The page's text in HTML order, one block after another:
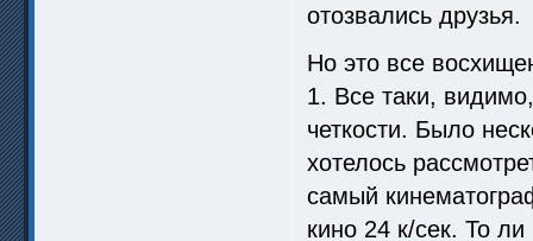
отозвались друзья.
Но это все
1. Все таки,
четкости. Было
хотелось
самый
кино 24 к/сек. То